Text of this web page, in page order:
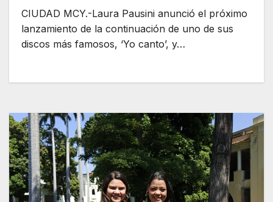
CIUDAD MCY.-Laura Pausini anunció el próximo
lanzamiento de la continuación de uno de sus
discos más famosos, ‘Yo canto’, y…